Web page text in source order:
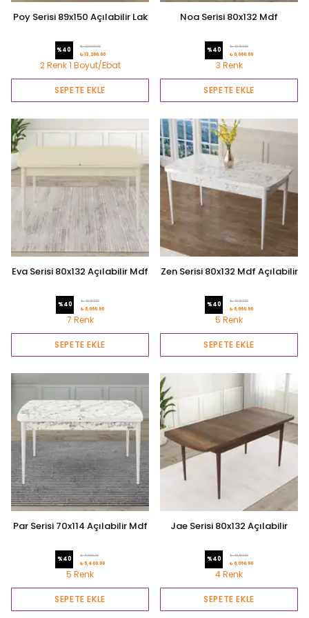
Poy Serisi 89x150 Açılabilir Lak
Masa
%40
₺ 22,000.00
₺ 13,200.00
2 Renk 1 Boyut/Ebat
SEPETE EKLE
Noa Serisi 80x132 Mdf
%40
₺ 10,101.00
₺ 6,060.60
3 Renk
SEPETE EKLE
Eva Serisi 80x132 Açılabilir Mdf
%40
₺ 10,101.00
₺ 6,060.60
7 Renk
SEPETE EKLE
Zen Serisi 80x132 Mdf Açılabilir
%40
₺ 10,101.00
₺ 6,060.60
5 Renk
SEPETE EKLE
Par Serisi 70x114 Açılabilir Mdf
%40
₺ 9,000.00
₺ 5,400.00
5 Renk
SEPETE EKLE
Jae Serisi 80x132 Açılabilir
%40
₺ 10,101.00
₺ 6,060.60
4 Renk
SEPETE EKLE